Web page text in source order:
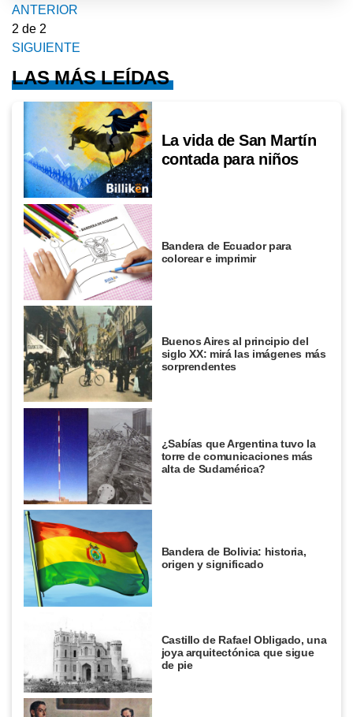
ANTERIOR
2 de 2
SIGUIENTE
LAS MÁS LEÍDAS
La vida de San Martín
contada para niños
Bandera de Ecuador para
colorear e imprimir
Buenos Aires al principio del
siglo XX: mirá las imágenes más
sorprendentes
¿Sabías que Argentina tuvo la
torre de comunicaciones más
alta de Sudamérica?
Bandera de Bolivia: historia,
origen y significado
Castillo de Rafael Obligado, una
joya arquitectónica que sigue
de pie